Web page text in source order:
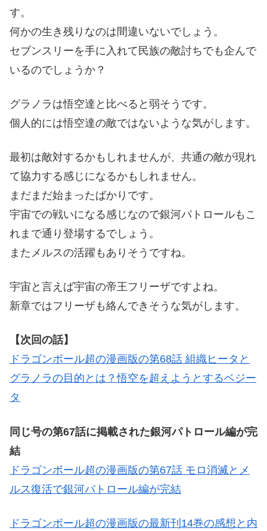
す。
何かの生き残りなのは間違いないでしょう。
セブンスリーを手に入れて民族の敵討ちでも企んで
いるのでしょうか？
グラノラは悟空達と比べると弱そうです。
個人的には悟空達の敵ではないような気がします。
最初は敵対するかもしれませんが、共通の敵が現れ
て協力する感じになるかもしれません。
まだまだ始まったばかりです。
宇宙での戦いになる感じなので銀河パトロールもこ
れまで通り登場するでしょう。
またメルスの活躍もありそうですね。
宇宙と言えば宇宙の帝王フリーザですよね。
新章ではフリーザも絡んできそうな気がします。
【次回の話】
ドラゴンボール超の漫画版の第68話 組織ヒータと
グラノラの目的とは？悟空を超えようとするベジー
タ
同じ号の第67話に掲載された銀河パトロール編が完
結
ドラゴンボール超の漫画版の第67話 モロ消滅とメ
ルス復活で銀河パトロール編が完結
ドラゴンボール超の漫画版の最新刊14巻の感想と内